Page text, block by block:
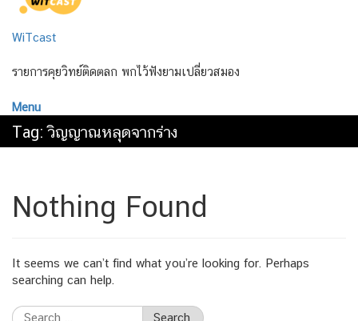
WiTcast
รายการคุยวิทย์ติดตลก พกไว้ฟังยามเปลี่ยวสมอง
Menu
Tag:วิญญาณหลุดจากร่าง
Nothing Found
It seems we can’t find what you’re looking for. Perhaps
searching can help.
Search